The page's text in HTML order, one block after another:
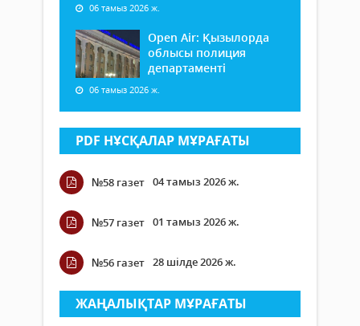
06 тамыз 2026 ж.
Open Air: Қызылорда
облысы полиция
департаменті
06 тамыз 2026 ж.
PDF НҰСҚАЛАР МҰРАҒАТЫ
№58 газет 04 тамыз 2026 ж.
№57 газет 01 тамыз 2026 ж.
№56 газет 28 шілде 2026 ж.
ЖАҢАЛЫҚТАР МҰРАҒАТЫ